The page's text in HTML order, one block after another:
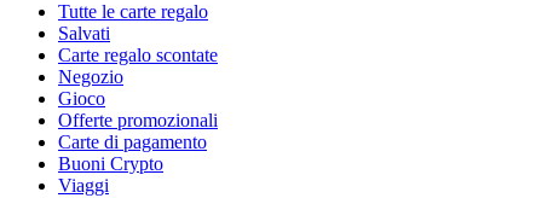
Tutte le carte regalo
Salvati
Carte regalo scontate
Negozio
Gioco
Offerte promozionali
Carte di pagamento
Buoni Crypto
Viaggi